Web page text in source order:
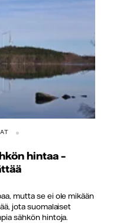
hintaa –
mutta se ei ole mikään
jota suomalaiset
sähkön hintoja.